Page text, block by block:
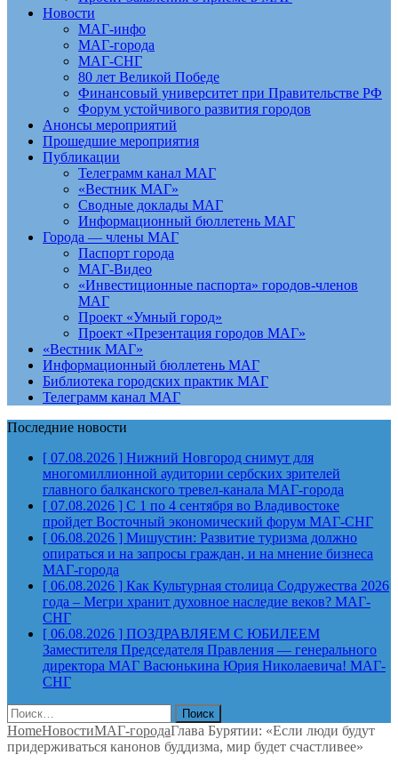
Новости
МАГ-инфо
МАГ-города
МАГ-СНГ
80 лет Великой Победе
Финансовый университет при Правительстве РФ
Форум устойчивого развития городов
Анонсы мероприятий
Прошедшие мероприятия
Публикации
Телеграмм канал МАГ
«Вестник МАГ»
Сводные доклады МАГ
Информационный бюллетень МАГ
Города — члены МАГ
Паспорт города
МАГ-Видео
«Инвестиционные паспорта» городов-членов
МАГ
Проект «Умный город»
Проект «Презентация городов МАГ»
«Вестник МАГ»
Информационный бюллетень МАГ
Библиотека городских практик МАГ
Телеграмм канал МАГ
Последние новости
[ 07.08.2026 ] Нижний Новгород снимут для
многомиллионной аудитории сербских зрителей
главного балканского тревел-канала МАГ-города
[ 07.08.2026 ] С 1 по 4 сентября во Владивостоке
пройдет Восточный экономический форум МАГ-СНГ
[ 06.08.2026 ] Мишустин: Развитие туризма должно
опираться и на запросы граждан, и на мнение бизнеса
МАГ-города
[ 06.08.2026 ] Как Культурная столица Содружества 2026
года – Мегри хранит духовное наследие веков? МАГ-
СНГ
[ 06.08.2026 ] ПОЗДРАВЛЯЕМ С ЮБИЛЕЕМ
Заместителя Председателя Правления — генерального
директора МАГ Васюнькина Юрия Николаевича! МАГ-
СНГ
Найти:
HomeНовостиМАГ-городаГлава Бурятии: «Если люди будут
придерживаться канонов буддизма, мир будет счастливее»